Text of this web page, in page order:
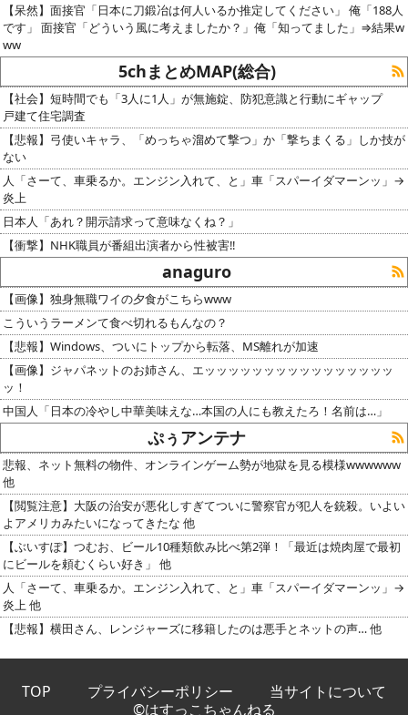
【呆然】面接官「日本に刀鍛冶は何人いるか推定してください」 俺「188人
です」 面接官「どういう風に考えましたか？」俺「知ってました」⇒結果w
ww
5chまとめMAP(総合)
【社会】短時間でも「3人に1人」が無施錠、防犯意識と行動にギャップ
戸建て住宅調査
【悲報】弓使いキャラ、「めっちゃ溜めて撃つ」か「撃ちまくる」しか技が
ない
人「さーて、車乗るか。エンジン入れて、と」車「スパーイダマーンッ」→
炎上
日本人「あれ？開示請求って意味なくね？」
【衝撃】NHK職員が番組出演者から性被害‼
anaguro
【画像】独身無職ワイの夕食がこちらwww
こういうラーメンて食べ切れるもんなの？
【悲報】Windows、ついにトップから転落、MS離れが加速
【画像】ジャパネットのお姉さん、エッッッッッッッッッッッッッッッッ
ッ！
中国人「日本の冷やし中華美味えな…本国の人にも教えたろ！名前は…」
ぷぅアンテナ
悲報、ネット無料の物件、オンラインゲーム勢が地獄を見る模様wwwwww
他
【閲覧注意】大阪の治安が悪化しすぎてついに警察官が犯人を銃殺。いよい
よアメリカみたいになってきたな 他
【ぶいすぽ】つむお、ビール10種類飲み比べ第2弾！「最近は焼肉屋で最初
にビールを頼むくらい好き」 他
人「さーて、車乗るか。エンジン入れて、と」車「スパーイダマーンッ」→
炎上 他
【悲報】横田さん、レンジャーズに移籍したのは悪手とネットの声… 他
TOP プライバシーポリシー
当サイトについて
©はすっこちゃんねる